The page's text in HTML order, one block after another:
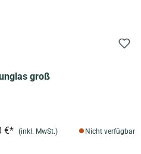
groß
€* (inkl. MwSt.) Nicht verfügbar